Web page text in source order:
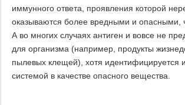
иммунного ответа, проявления которой
оказываются более вредными и опасными,
А во многих случаях антиген и вовсе не
для организма (например, продукты
пылевых клещей), хотя идентифицируется
системой в качестве опасного вещества.